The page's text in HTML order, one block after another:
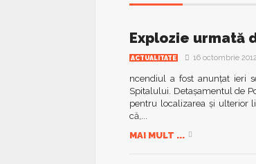
Explozie urmată
ACTUALITATE 16 octombrie 2012
ncendiul a fost anunțat ieri
Spitalului. Detaşamentul de
pentru localizarea şi ulterior
că,...
MAI MULT ...